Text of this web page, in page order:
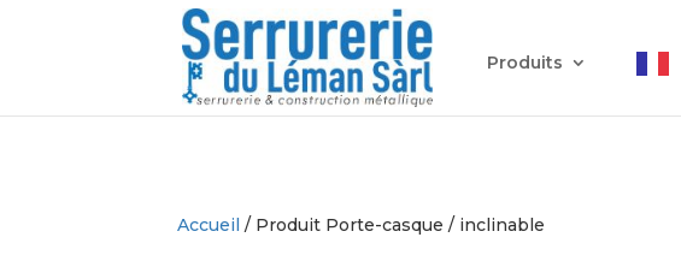
Produits
Accueil / Produit Porte-casque / inclinable